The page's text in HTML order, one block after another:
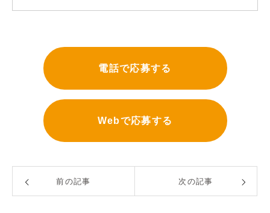
電話で応募する
Webで応募する
前の記事 次の記事